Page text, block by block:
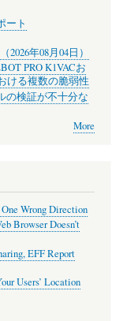
ート
2026年08月04日）
PRO K1VACお
ける複数の脆弱性
の検証が不十分な
More
Wrong Direction
Browser Doesn’t
EFF Report
Users’ Location